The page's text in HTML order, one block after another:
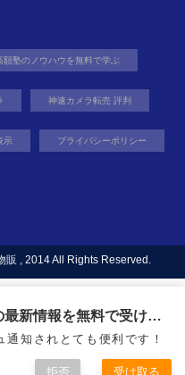
得るという生き方
額塾のノウハウを無料で学ぶ
神速カメラ転売 評判
示 プライバシーポリシー
販 , 2014 All Rights Reserved.
神速カメラ転売の最新情報を無料で受け取ろう
通知されとても便利です！
拒否 受け取る